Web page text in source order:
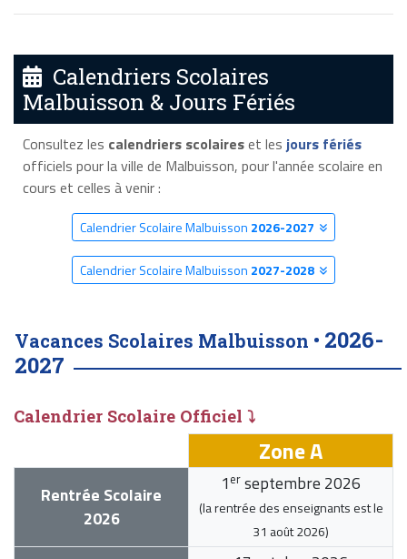
Calendriers Scolaires
Malbuisson & Jours Fériés
Consultez les calendriers scolaireset les jours fériés
officiels pour la ville de Malbuisson, pour l'année scolaire en
cours et celles à venir :
Calendrier Scolaire Malbuisson 2026-2027
Calendrier Scolaire Malbuisson 2027-2028
Vacances Scolaires Malbuisson • 2026-
2027
Calendrier Scolaire Officiel ⤵
Zone A
Rentrée Scolaire
2026
1 er septembre 2026
(la rentrée des enseignants est le
31 août 2026)